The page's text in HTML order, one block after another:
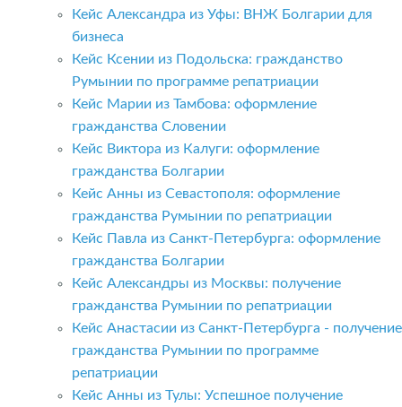
Кейс Александра из Уфы: ВНЖ Болгарии для
бизнеса
Кейс Ксении из Подольска: гражданство
Румынии по программе репатриации
Кейс Марии из Тамбова: оформление
гражданства Словении
Кейс Виктора из Калуги: оформление
гражданства Болгарии
Кейс Анны из Севастополя: оформление
гражданства Румынии по репатриации
Кейс Павла из Санкт-Петербурга: оформление
гражданства Болгарии
Кейс Александры из Москвы: получение
гражданства Румынии по репатриации
Кейс Анастасии из Санкт-Петербурга - получение
гражданства Румынии по программе
репатриации
Кейс Анны из Тулы: Успешное получение